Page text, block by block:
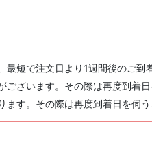
短で注文日より1週間後のご到
ざいます。その際は再度到着日
す。その際は再度到着日を伺う